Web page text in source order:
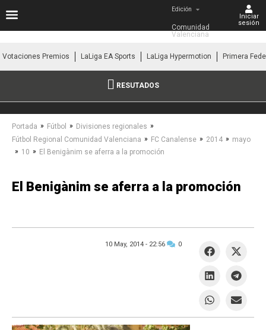
Edición
Comunidad
Valenciana
Iniciar
sesión
Votaciones Premios LaLiga EA Sports LaLiga Hypermotion Primera
RESUTADOS
Portada » Fútbol » Divisiones regionales »
Fútbol Regional Comunidad Valenciana » FC Canalense » 2014 » mayo
» 10 » El Benigànim se aferra a la promoción
El Benigànim se aferra a la promoción
10 May, 2014 - 22:56 0